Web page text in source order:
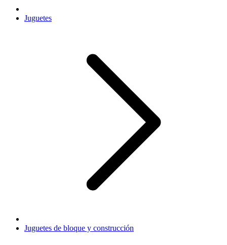
Juguetes
Juguetes de bloque y construcción